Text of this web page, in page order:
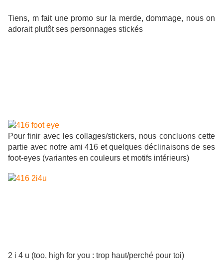
Tiens, m fait une promo sur la merde, dommage, nous on
adorait plutôt ses personnages stickés
Pour finir avec les collages/stickers, nous concluons cette
partie avec notre ami 416 et quelques déclinaisons de ses
foot-eyes (variantes en couleurs et motifs intérieurs)
2 i 4 u (too, high for you : trop haut/perché pour toi)